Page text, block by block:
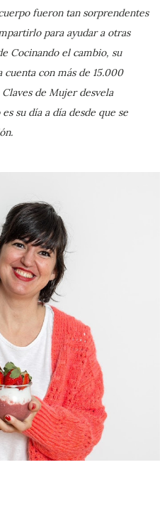
fueron tan sorprendentes
para ayudar a otras
Cocinando el cambio, su
cuenta con más de 15.000
de Mujer desvela
su día a día desde que se